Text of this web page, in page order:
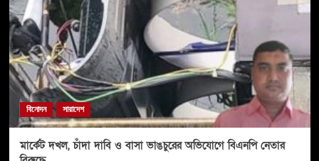
বিনোদন সারাদেশ
মার্কেট দখল, চাঁদা দাবি ও বাসা ভাঙচুরের অভিযোগে বিএনপি নেতার